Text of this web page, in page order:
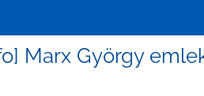
Marx György